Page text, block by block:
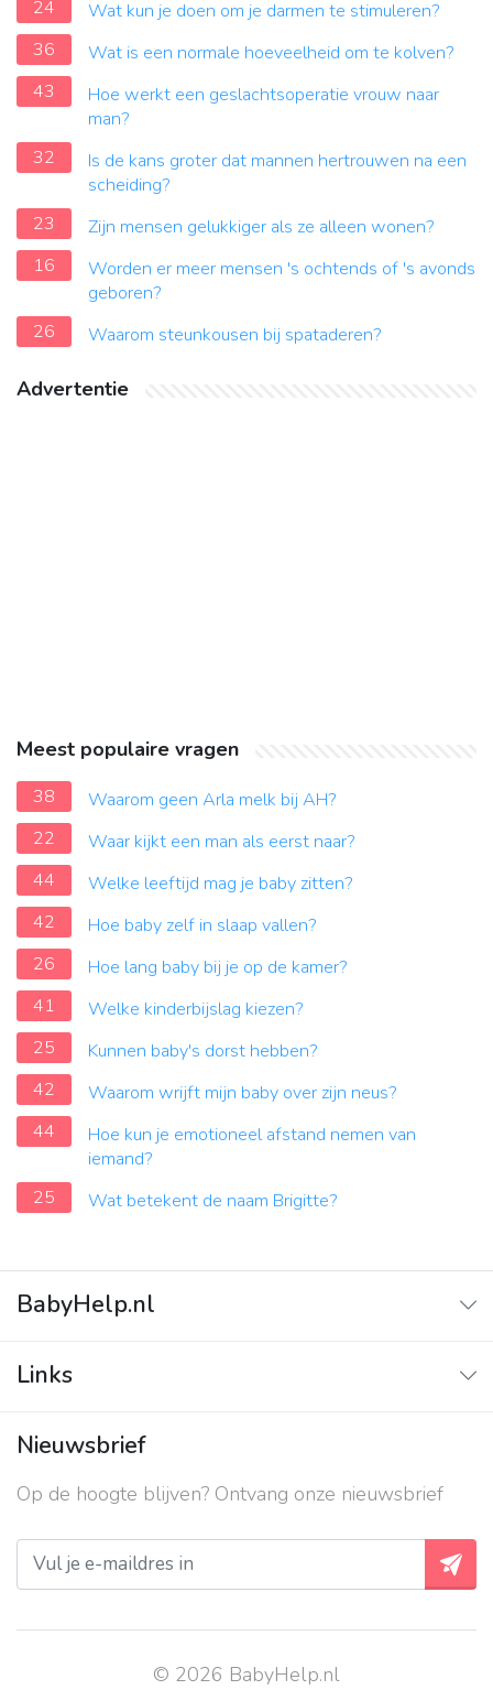
24
Wat kun je doen om je darmen te stimuleren?
36
Wat is een normale hoeveelheid om te kolven?
43
Hoe werkt een geslachtsoperatie vrouw naar
man?
32
Is de kans groter dat mannen hertrouwen na een
scheiding?
23
Zijn mensen gelukkiger als ze alleen wonen?
16
Worden er meer mensen 's ochtends of 's avonds
geboren?
26
Waarom steunkousen bij spataderen?
Advertentie
Meest populaire vragen
38
Waarom geen Arla melk bij AH?
22
Waar kijkt een man als eerst naar?
44
Welke leeftijd mag je baby zitten?
42
Hoe baby zelf in slaap vallen?
26
Hoe lang baby bij je op de kamer?
41
Welke kinderbijslag kiezen?
25
Kunnen baby's dorst hebben?
42
Waarom wrijft mijn baby over zijn neus?
44
Hoe kun je emotioneel afstand nemen van
iemand?
25
Wat betekent de naam Brigitte?
BabyHelp.nl
Vraag & Antwoord
Links
Contact
Over ons
Privacy beleid
Nieuwsbrief
Op de hoogte blijven? Ontvang onze nieuwsbrief
© 2026 BabyHelp.nl